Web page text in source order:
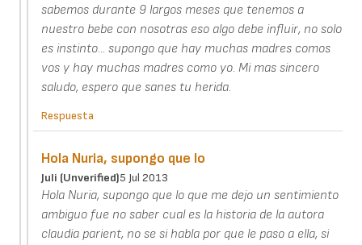
sabemos durante 9 largos meses que tenemos a
nuestro bebe con nosotras eso algo debe influir, no solo
es instinto... supongo que hay muchas madres comos
vos y hay muchas madres como yo. Mi mas sincero
saludo, espero que sanes tu herida.
Respuesta
Hola Nuria, supongo que lo
Juli (unverified)5 Jul 2013
Hola Nuria, supongo que lo que me dejo un sentimiento
ambiguo fue no saber cual es la historia de la autora
claudia parient, no se si habla por que le paso a ella, si